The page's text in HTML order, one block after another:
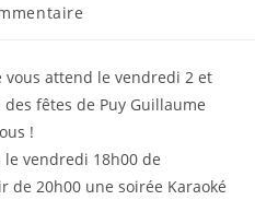
vous attend le vendredi 2 et
fêtes de Puy Guillaume
!
vendredi 18h00 de
20h00 une soirée Karaoké